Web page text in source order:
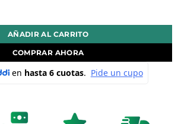
AÑADIR AL CARRITO
COMPRAR AHORA